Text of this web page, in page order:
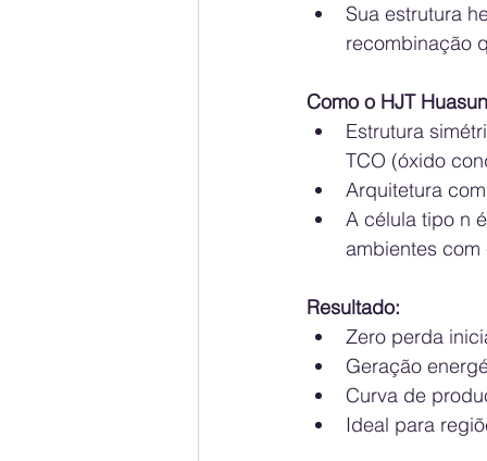
Sua estrutura
recombinação
Como o HJT
Estrutura
TCO (óxido
Arquitetura
A célula tipo n
ambientes
Resultado:
Zero perda
Geração
Curva de
Ideal para